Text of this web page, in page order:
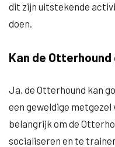
dit zijn uitstekende
doen.
Kan de
Ja, de Otterhound kan
een geweldige
belangrijk om de
socialiseren en te